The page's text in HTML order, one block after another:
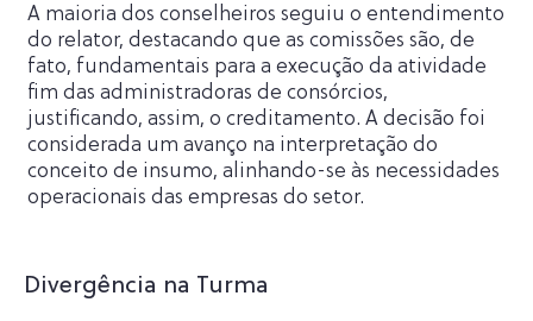
A maioria dos conselheiros seguiu o entendimento
do relator, destacando que as comissões são, de
fato, fundamentais para a execução da atividade
fim das administradoras de consórcios,
justificando, assim, o creditamento. A decisão foi
considerada um avanço na interpretação do
conceito de insumo, alinhando-se às necessidades
operacionais das empresas do setor.
Divergência na Turma